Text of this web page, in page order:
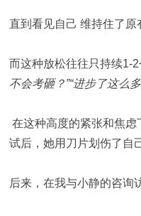
直到看见自己 维持住了
而这种放松往往只持续1-
不会考砸？”“进步了这么
在这种高度的紧张和焦
试后，她用刀片划伤了自
后来，在我与小静的咨询